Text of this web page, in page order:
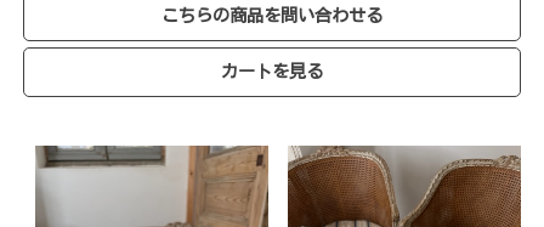
こちらの商品を問い合わせる
カートを見る